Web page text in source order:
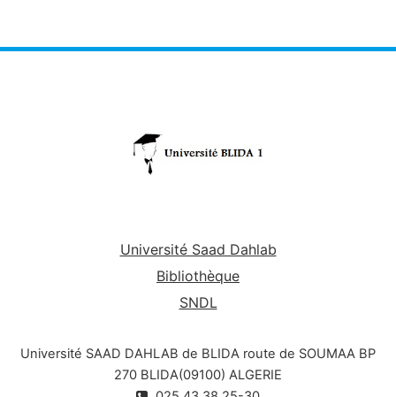
Université Saad Dahlab
Bibliothèque
SNDL
Université SAAD DAHLAB de BLIDA route de SOUMAA BP
270 BLIDA(09100) ALGERIE